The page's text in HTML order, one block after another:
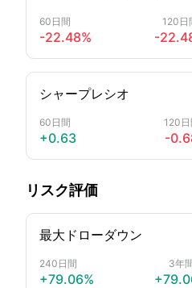
60日間
-22.48%
120日
-
シャープレシオ
60日間
+0.63
120日
-
リスク評価
最大ドローダウン
240日間
+79.06%
3年